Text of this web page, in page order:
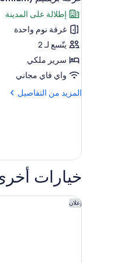
جميع
صور
غرفة
بريميم
(Stanley
Premium)
إطلالة على المدينة
غرفة نوم واحدة
يتّسع لـ 2
سرير ملكي
واي فاي مجاني
المزيد من التفاصيل
المزيد
(Stanley
خيارات
إعلان
هوليداي إن نيروبي